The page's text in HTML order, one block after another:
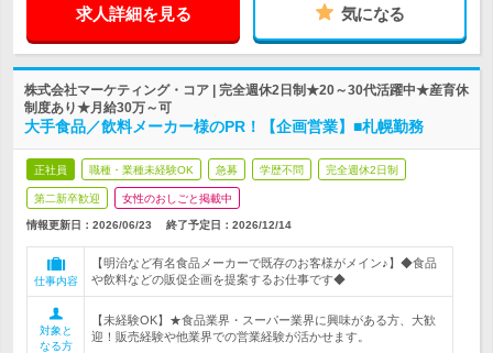
求人詳細を見る 気になる
株式会社マーケティング・コア | 完全週休2日制★20～30代活躍中★産育休
制度あり★月給30万～可
大手食品／飲料メーカー様のPR！【企画営業】■札幌勤務
正社員 職種・業種未経験OK 急募 学歴不問 完全週休2日制
第二新卒歓迎 女性のおしごと掲載中
情報更新日：2026/06/23 終了予定日： 2026/12/14
仕事内容
【明治など有名食品メーカーで既存のお客様がメイン♪】◆食品
や飲料などの販促企画を提案するお仕事です◆
対象と
なる方
【未経験OK】★食品業界・スーパー業界に興味がある方、大歓
迎！販売経験や他業界での営業経験が活かせます。